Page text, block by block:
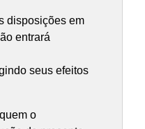
disposições em
entrará
seus efeitos
o